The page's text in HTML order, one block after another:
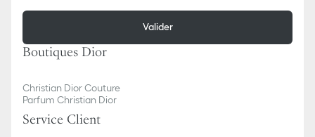
Valider
Boutiques Dior
Christian Dior Couture
Parfum Christian Dior
Service Client